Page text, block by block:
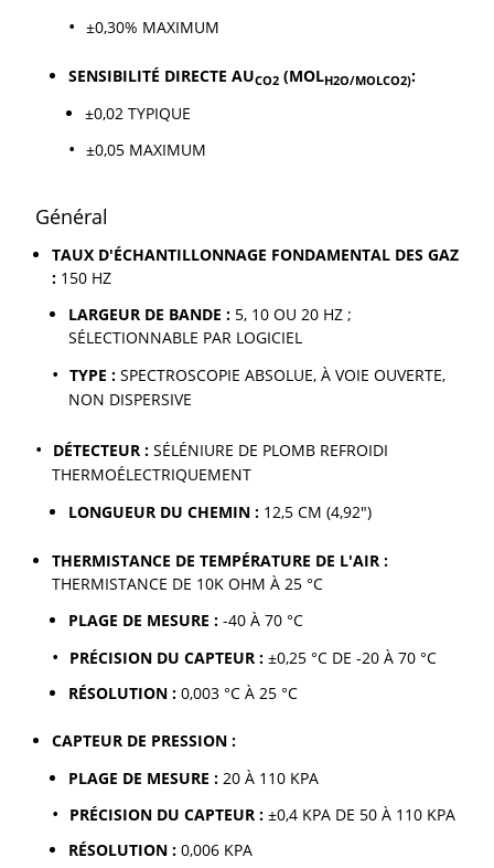
±0,30% MAXIMUM
SENSIBILITÉ DIRECTE AUCO2 (MOLH2O/MOLCO2):
±0,02 TYPIQUE
±0,05 MAXIMUM
Général
TAUX D'ÉCHANTILLONNAGE FONDAMENTAL DES GAZ
: 150 HZ
LARGEUR DE BANDE : 5, 10 OU 20 HZ ;
SÉLECTIONNABLE PAR LOGICIEL
TYPE : SPECTROSCOPIE ABSOLUE, À VOIE OUVERTE,
NON DISPERSIVE
DÉTECTEUR : SÉLÉNIURE DE PLOMB REFROIDI
THERMOÉLECTRIQUEMENT
LONGUEUR DU CHEMIN : 12,5 CM (4,92")
THERMISTANCE DE TEMPÉRATURE DE L'AIR :
THERMISTANCE DE 10K OHM À 25 °C
PLAGE DE MESURE : -40 À 70 °C
PRÉCISION DU CAPTEUR : ±0,25 °C DE -20 À 70 °C
RÉSOLUTION : 0,003 °C À 25 °C
CAPTEUR DE PRESSION :
PLAGE DE MESURE : 20 À 110 KPA
PRÉCISION DU CAPTEUR : ±0,4 KPA DE 50 À 110 KPA
RÉSOLUTION : 0,006 KPA